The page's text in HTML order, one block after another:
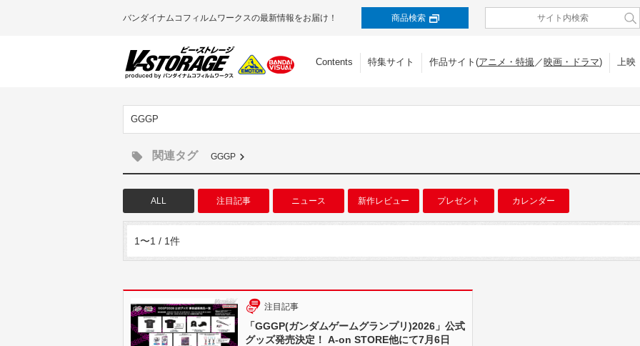
バンダイナムコフィルムワークスの最新情報をお届け！ 商品検索
Contents 特集サイト 作品サイト(アニメ・特撮／映画・ドラマ) 上映
GGGP
関連タグ GGGP
ALL 注目記事 ニュース 新作レビュー プレゼント カレンダー
1〜1 / 1件
注目記事
「GGGP(ガンダムゲームグランプリ)2026」公式
グッズ発売決定！ A-on STORE他にて7月6日